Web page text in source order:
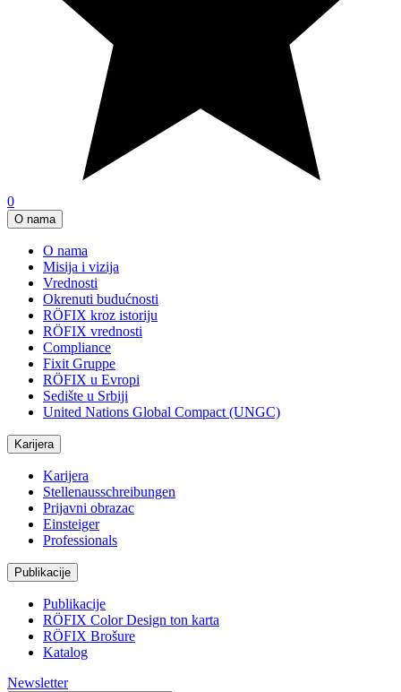
0
O nama
O nama
Misija i vizija
Vrednosti
Okrenuti budućnosti
RÖFIX kroz istoriju
RÖFIX vrednosti
Compliance
Fixit Gruppe
RÖFIX u Evropi
Sedište u Srbiji
United Nations Global Compact (UNGC)
Karijera
Karijera
Stellenausschreibungen
Prijavni obrazac
Einsteiger
Professionals
Publikacije
Publikacije
RÖFIX Color Design ton karta
RÖFIX Brošure
Katalog
Newsletter